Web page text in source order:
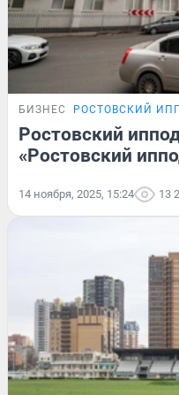
БИЗНЕС РОСТОВСКИЙ
Ростовский
«Ростовский
14 ноября, 2025, 15:24 13